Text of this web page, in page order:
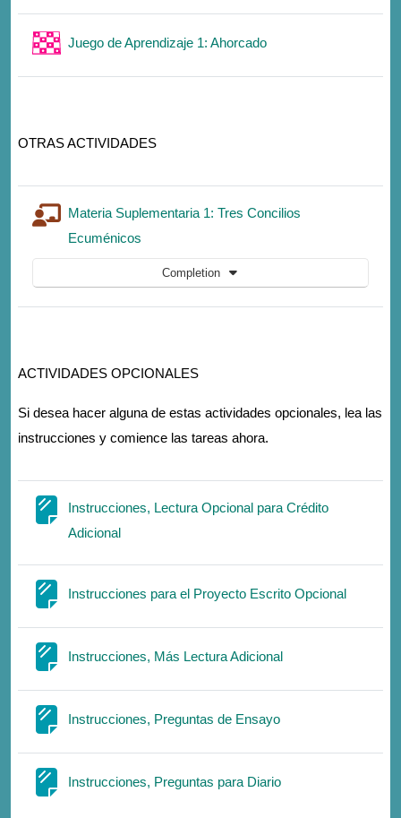
Juego de Aprendizaje 1: AhorcadoGame
OTRAS ACTIVIDADES
Materia Suplementaria 1: Tres Concilios
Ecuménicos
Completion
ACTIVIDADES OPCIONALES
Si desea hacer alguna de estas actividades opcionales, lea las
instrucciones y comience las tareas ahora.
Instrucciones, Lectura Opcional para Crédito
AdicionalPage
Instrucciones para el Proyecto Escrito OpcionalPage
Instrucciones, Más Lectura AdicionalPage
Instrucciones, Preguntas de EnsayoPage
Instrucciones, Preguntas para DiarioPage